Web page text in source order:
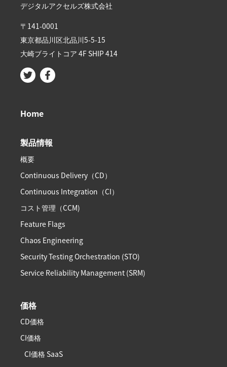
デジタルアクセルズ株式会社
〒141-0001
東京都品川区北品川5-5-15​
大崎ブライトコア 4F SHIP 414
Home
製品情報
概要
Continuous Delivery（CD）
Continuous Integration（CI）
コスト管理（CCM)
Feature Flags
Chaos Engineering
Security Testing Orchestration (STO)
Service Reliability Management (SRM)
価格
CD価格
CI価格
CI価格 SaaS